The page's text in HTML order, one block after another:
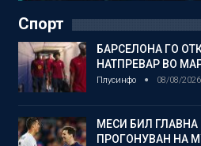
Спорт
БАРСЕЛОНА ГО
НАТПРЕВАР ВО
Плусинфо 08/08/2026
МЕСИ БИЛ
ПРОГОНУВАН НА